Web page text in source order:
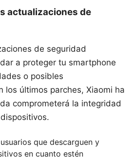
actualizaciones de
de seguridad
a proteger tu smartphone
o posibles
los últimos parches, Xiaomi ha
comprometerá la integridad
que descarguen y
en cuanto estén